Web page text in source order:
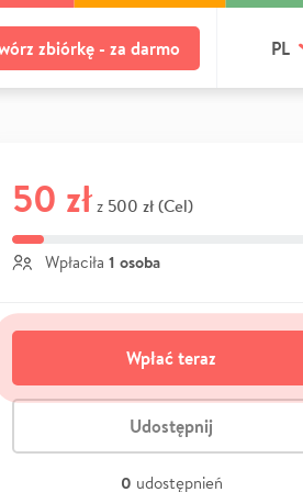
zbiórkę - za darmo PL
50 zł z 500 zł (Cel)
Wpłaciła 1 osoba
Wpłać teraz
Udostępnij
0 udostępnień